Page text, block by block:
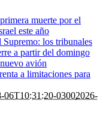
muerte por el
este año
los tribunales
a partir del domingo
avión
a limitaciones para
06T10:31:20-03002026-